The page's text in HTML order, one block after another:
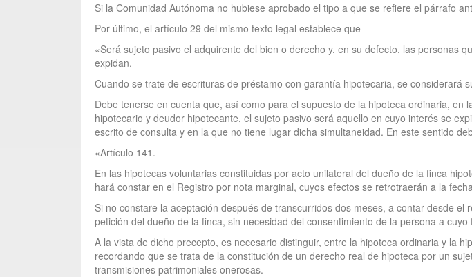
Si la Comunidad Autónoma no hubiese aprobado el tipo a que se refiere el párrafo
Por último, el artículo 29 del mismo texto legal establece que
«Será sujeto pasivo el adquirente del bien o derecho y, en su defecto, las personas
expidan.
Cuando se trate de escrituras de préstamo con garantía hipotecaria, se considerará
Debe tenerse en cuenta que, así como para el supuesto de la hipoteca ordinaria,
hipotecario y deudor hipotecante, el sujeto pasivo será aquello en cuyo interés se
escrito de consulta y en la que no tiene lugar dicha simultaneidad. En este sentido
«Artículo 141.
En las hipotecas voluntarias constituidas por acto unilateral del dueño de la finca
hará constar en el Registro por nota marginal, cuyos efectos se retrotraerán a la
Si no constare la aceptación después de transcurridos dos meses, a contar desde
petición del dueño de la finca, sin necesidad del consentimiento de la persona a cuyo
A la vista de dicho precepto, es necesario distinguir, entre la hipoteca ordinaria y la
recordando que se trata de la constitución de un derecho real de hipoteca por un
transmisiones patrimoniales onerosas.